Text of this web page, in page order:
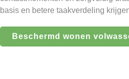
basis en betere taakverdeling
Beschermd wonen